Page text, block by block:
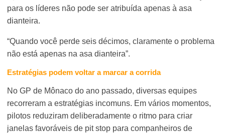
para os líderes não pode ser atribuída apenas à asa
dianteira.
“Quando você perde seis décimos, claramente o problema
não está apenas na asa dianteira”.
Estratégias podem voltar a marcar a corrida
No GP de Mônaco do ano passado, diversas equipes
recorreram a estratégias incomuns. Em vários momentos,
pilotos reduziram deliberadamente o ritmo para criar
janelas favoráveis de pit stop para companheiros de